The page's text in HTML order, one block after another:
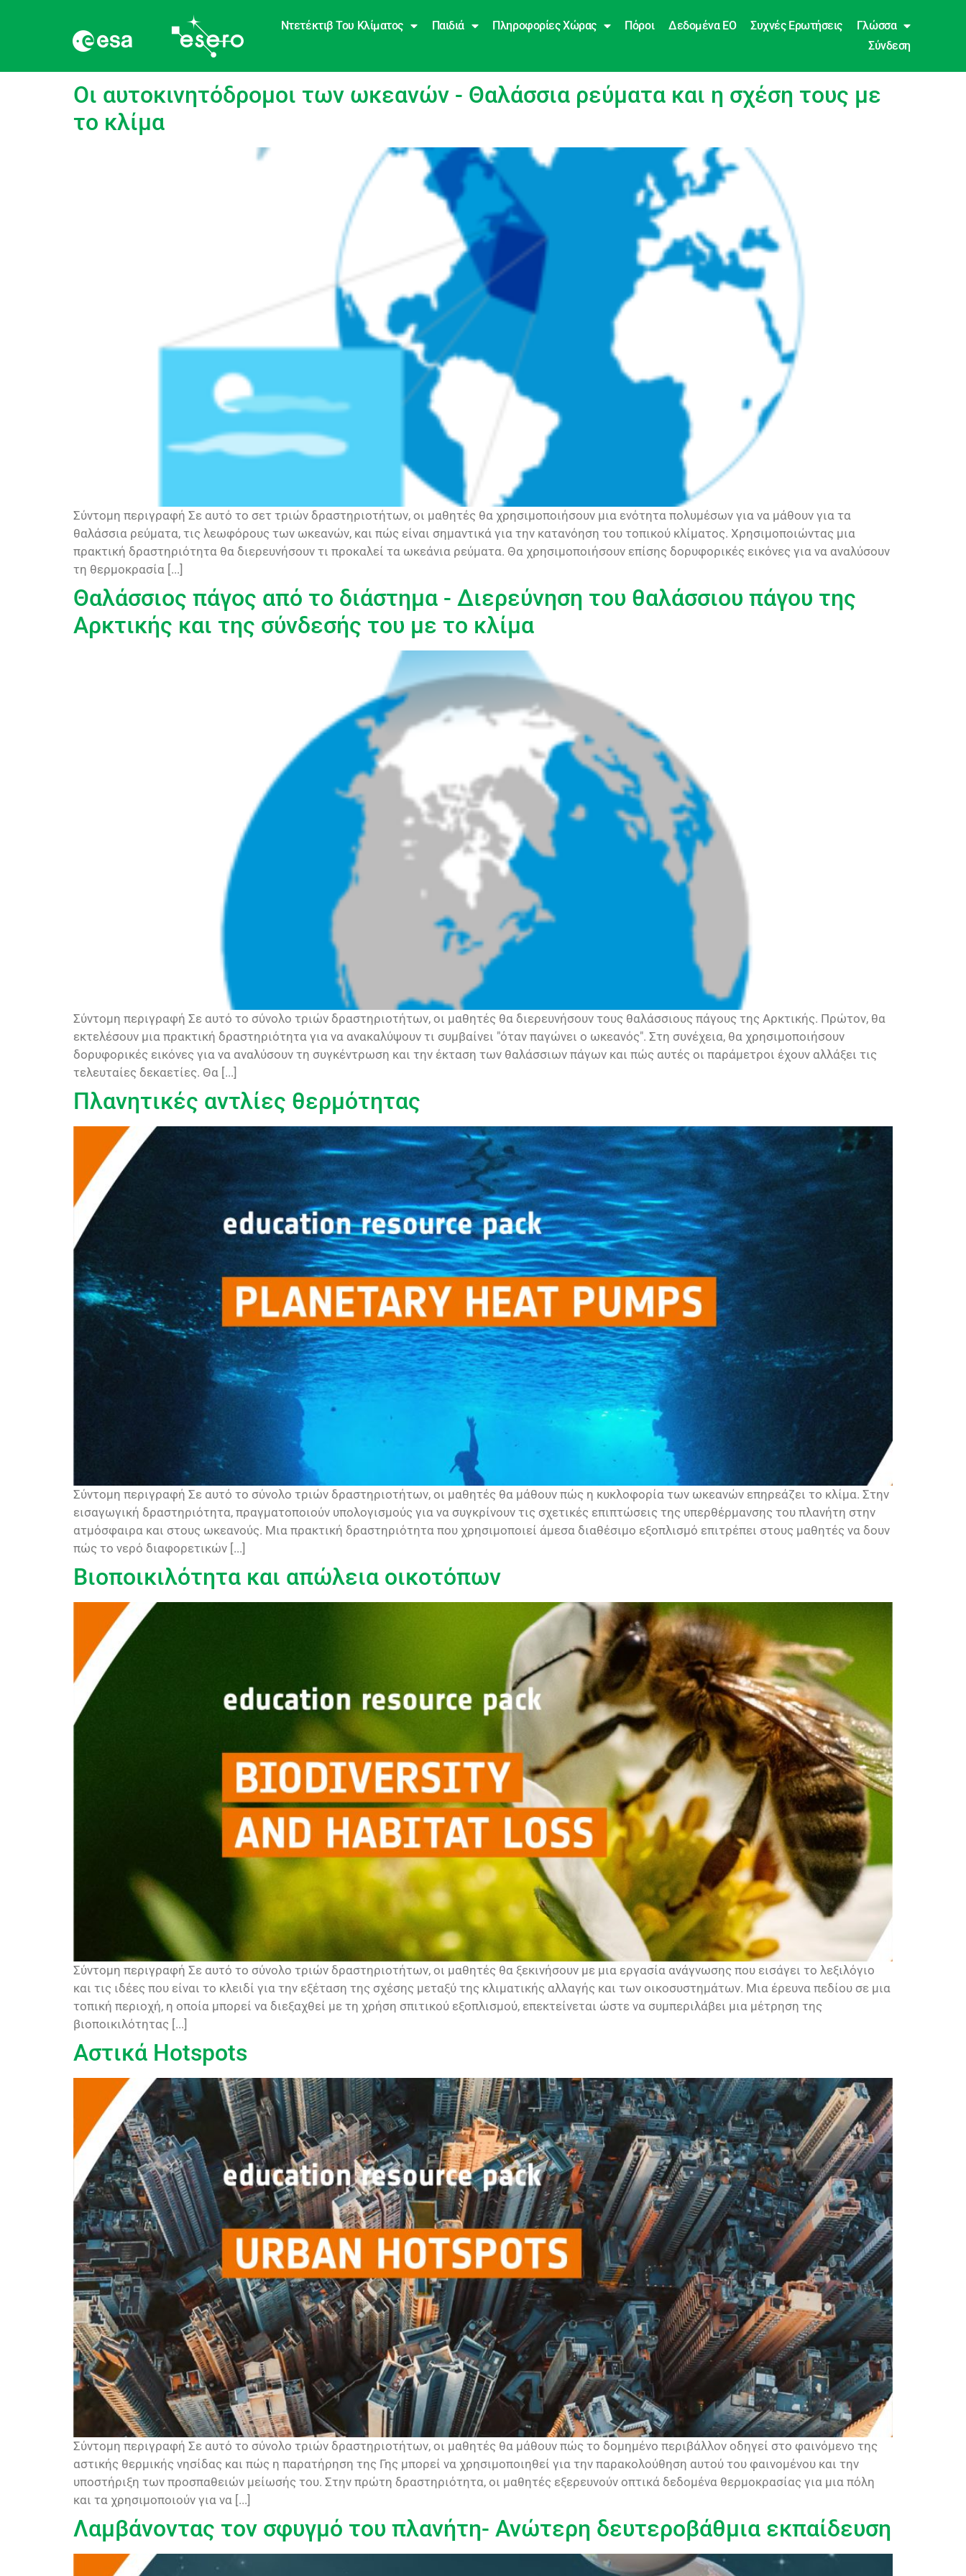
Ντετέκτιβ Του Κλίματος Παιδιά Πληροφορίες Χώρας Πόροι Δεδομένα EO Συχνές Ερωτήσεις
Γλώσσα
Σύνδεση
language:Ολλανδικά
Οι αυτοκινητόδρομοι των ωκεανών - Θαλάσσια ρεύματα και η σχέση τους με
το κλίμα
Σύντομη περιγραφή Σε αυτό το σετ τριών δραστηριοτήτων, οι μαθητές θα χρησιμοποιήσουν μια ενότητα πολυμέσων για να μάθουν για τα
θαλάσσια ρεύματα, τις λεωφόρους των ωκεανών, και πώς είναι σημαντικά για την κατανόηση του τοπικού κλίματος. Χρησιμοποιώντας μια
πρακτική δραστηριότητα θα διερευνήσουν τι προκαλεί τα ωκεάνια ρεύματα. Θα χρησιμοποιήσουν επίσης δορυφορικές εικόνες για να αναλύσουν
τη θερμοκρασία [...]
Θαλάσσιος πάγος από το διάστημα - Διερεύνηση του θαλάσσιου πάγου της
Αρκτικής και της σύνδεσής του με το κλίμα
Σύντομη περιγραφή Σε αυτό το σύνολο τριών δραστηριοτήτων, οι μαθητές θα διερευνήσουν τους θαλάσσιους πάγους της Αρκτικής. Πρώτον, θα
εκτελέσουν μια πρακτική δραστηριότητα για να ανακαλύψουν τι συμβαίνει "όταν παγώνει ο ωκεανός". Στη συνέχεια, θα χρησιμοποιήσουν
δορυφορικές εικόνες για να αναλύσουν τη συγκέντρωση και την έκταση των θαλάσσιων πάγων και πώς αυτές οι παράμετροι έχουν αλλάξει τις
τελευταίες δεκαετίες. Θα [...]
Πλανητικές αντλίες θερμότητας
Σύντομη περιγραφή Σε αυτό το σύνολο τριών δραστηριοτήτων, οι μαθητές θα μάθουν πώς η κυκλοφορία των ωκεανών επηρεάζει το κλίμα. Στην
εισαγωγική δραστηριότητα, πραγματοποιούν υπολογισμούς για να συγκρίνουν τις σχετικές επιπτώσεις της υπερθέρμανσης του πλανήτη στην
ατμόσφαιρα και στους ωκεανούς. Μια πρακτική δραστηριότητα που χρησιμοποιεί άμεσα διαθέσιμο εξοπλισμό επιτρέπει στους μαθητές να δουν
πώς το νερό διαφορετικών [...]
Βιοποικιλότητα και απώλεια οικοτόπων
Σύντομη περιγραφή Σε αυτό το σύνολο τριών δραστηριοτήτων, οι μαθητές θα ξεκινήσουν με μια εργασία ανάγνωσης που εισάγει το λεξιλόγιο
και τις ιδέες που είναι το κλειδί για την εξέταση της σχέσης μεταξύ της κλιματικής αλλαγής και των οικοσυστημάτων. Μια έρευνα πεδίου σε μια
τοπική περιοχή, η οποία μπορεί να διεξαχθεί με τη χρήση σπιτικού εξοπλισμού, επεκτείνεται ώστε να συμπεριλάβει μια μέτρηση της
βιοποικιλότητας [...]
Αστικά Hotspots
Σύντομη περιγραφή Σε αυτό το σύνολο τριών δραστηριοτήτων, οι μαθητές θα μάθουν πώς το δομημένο περιβάλλον οδηγεί στο φαινόμενο της
αστικής θερμικής νησίδας και πώς η παρατήρηση της Γης μπορεί να χρησιμοποιηθεί για την παρακολούθηση αυτού του φαινομένου και την
υποστήριξη των προσπαθειών μείωσής του. Στην πρώτη δραστηριότητα, οι μαθητές εξερευνούν οπτικά δεδομένα θερμοκρασίας για μια πόλη
και τα χρησιμοποιούν για να [...]
Λαμβάνοντας τον σφυγμό του πλανήτη- Ανώτερη δευτεροβάθμια εκπαίδευση